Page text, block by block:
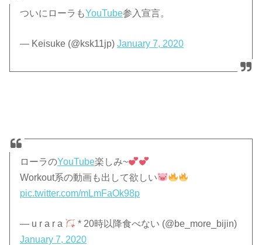
ついにローラもYouTube参入宣言。
— Keisuke (@ksk11jp)January 7, 2020
ローラのYouTube楽しみ~
Workout系の動画も出して欲しい
pic.twitter.com/mLmFaOk98p
— u r a r a
* 20時以降食べない (@be_more_bijin)
January 7, 2020